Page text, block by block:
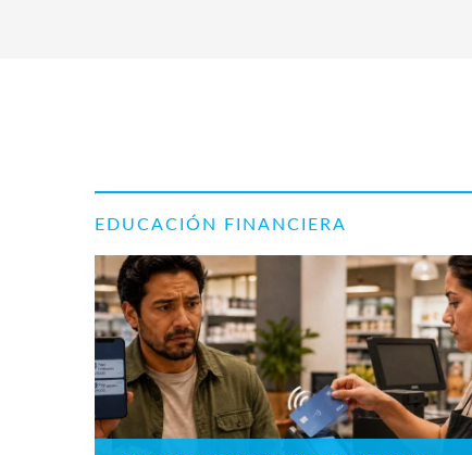
EDUCACIÓN FINANCIERA